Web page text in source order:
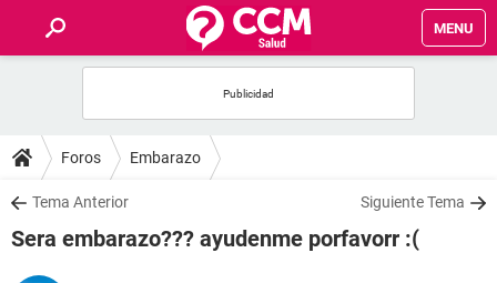
MENU
FOROS
SALUD
Foros Embarazo
Tema Anterior Siguiente Tema
Sera embarazo??? ayudenme porfavorr :(